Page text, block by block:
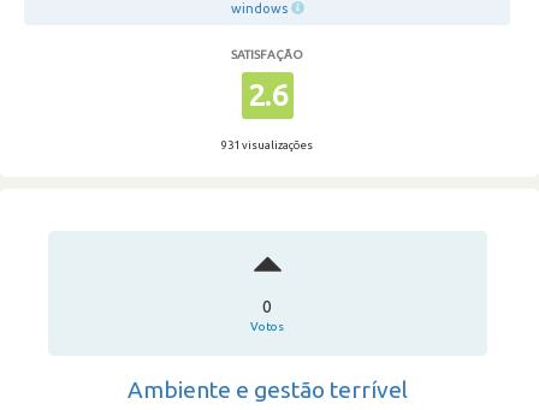
windows
SATISFAÇÃO
2.6
931 visualizações
0
Votos
Ambiente e gestão terrível